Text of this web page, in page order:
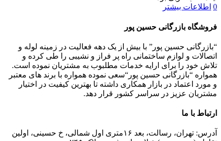
0 اطلاعات بیشتر
فروشگاه بازرگانی حسین پور
“بازرگانی حسین پور” با بیش از یک دهه فعالیت در زمینه لوله و
اتصالات و لوازم ساختمانی راه پر فراز و نشیبی را طی کرده و
تلاش خود را برای ارایه خدمات مطلبوب به مشتریان نموده است.
همواره “بازرگانی حسین پور“سعی نموده همواره با برند های معتبر
و مورد اعتماد در بازار همکاری داشته تا بهترین کیفیت در اختیار
مشتریان عزیز در سراسر کشور قرار دهد.
ارتباط با ما
آدرس: تهران، رسالت، بعد ۱۶متری اول شمالی، خ حسینی، اولین